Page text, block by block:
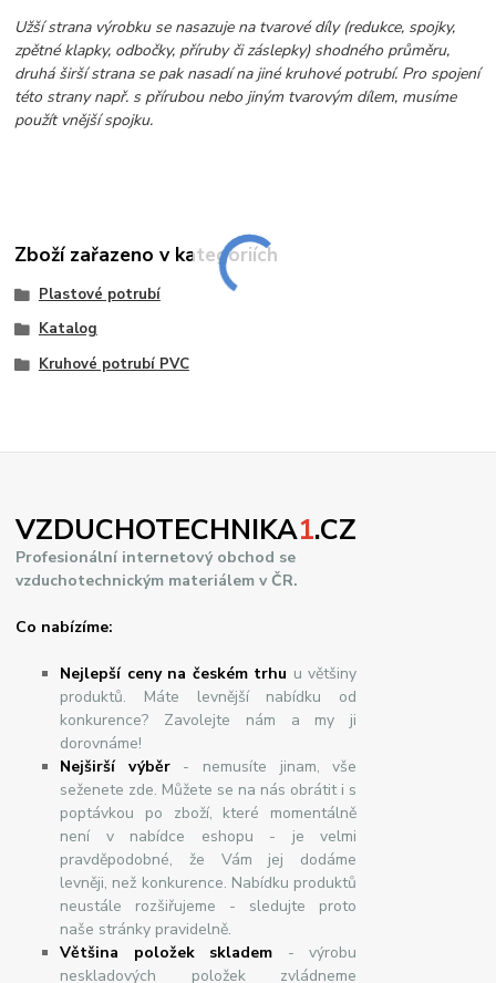
Užší strana výrobku se nasazuje na tvarové díly (redukce, spojky,
zpětné klapky, odbočky, příruby či záslepky) shodného průměru,
druhá širší strana se pak nasadí na jiné kruhové potrubí. Pro spojení
této strany např. s přírubou nebo jiným tvarovým dílem, musíme
použít vnější spojku.
Zboží zařazeno v kategoriích
Plastové potrubí
Katalog
Kruhové potrubí PVC
VZDUCHOTECHNIKA1.CZ
Profesionální internetový obchod se
vzduchotechnickým materiálem v ČR.
Co nabízíme:
Nejlepší ceny na českém trhu u většiny
produktů. Máte levnější nabídku od
konkurence? Zavolejte nám a my ji
dorovnáme!
Nejširšívýběr- nemusíte jinam, vše
seženete zde. Můžete se na nás obrátit i s
poptávkou po zboží, které momentálně
není v nabídce eshopu - je velmi
pravděpodobné, že Vám jej dodáme
levněji, než konkurence. Nabídku produktů
neustále rozšiřujeme - sledujte proto
naše stránky pravidelně.
Většina položek skladem - výrobu
neskladových položek zvládneme